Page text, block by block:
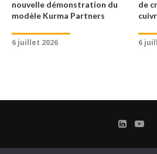
nouvelle démonstration du
modèle Kurma Partners
6 juillet 2026
de
6